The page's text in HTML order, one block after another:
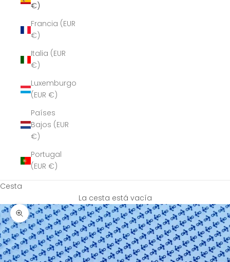
€)
Francia (EUR
€)
Italia (EUR
€)
Luxemburgo
(EUR €)
Países
Bajos (EUR
€)
Portugal
(EUR €)
Cesta
La cesta está vacía
Zoom